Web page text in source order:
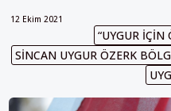
12 Ekim 2021
“UYGUR IÇIN
SINCAN UYGUR ÖZERK